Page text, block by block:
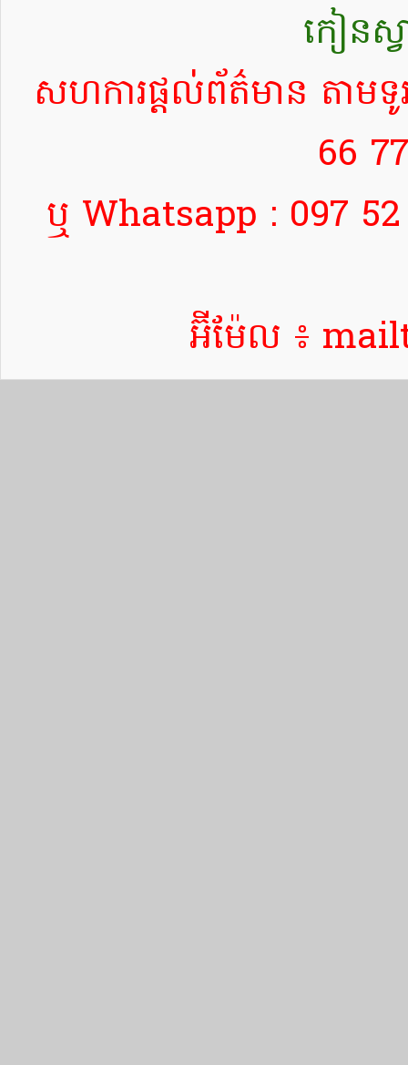
កៀនស្
សហការផ្តល់ព័ត៌មាន តាម
66
ឬ Whatsapp : 097
អ៊ីម៉ែល ៖